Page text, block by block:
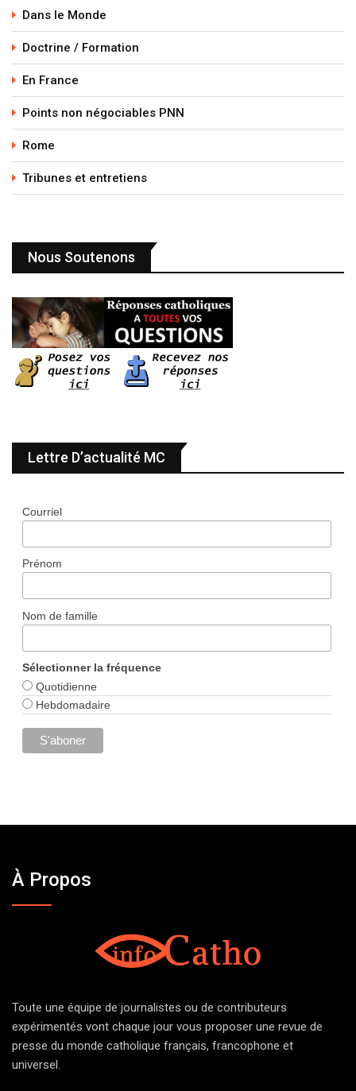
Dans le Monde
Doctrine / Formation
En France
Points non négociables PNN
Rome
Tribunes et entretiens
Nous Soutenons
Lettre D’actualité MC
Courriel
Prénom
Nom de famille
Sélectionner la fréquence
Quotidienne
Hebdomadaire
À Propos
Toute une équipe de journalistes ou de contributeurs
expérimentés vont chaque jour vous proposer une revue de
presse du monde catholique français, francophone et
universel.